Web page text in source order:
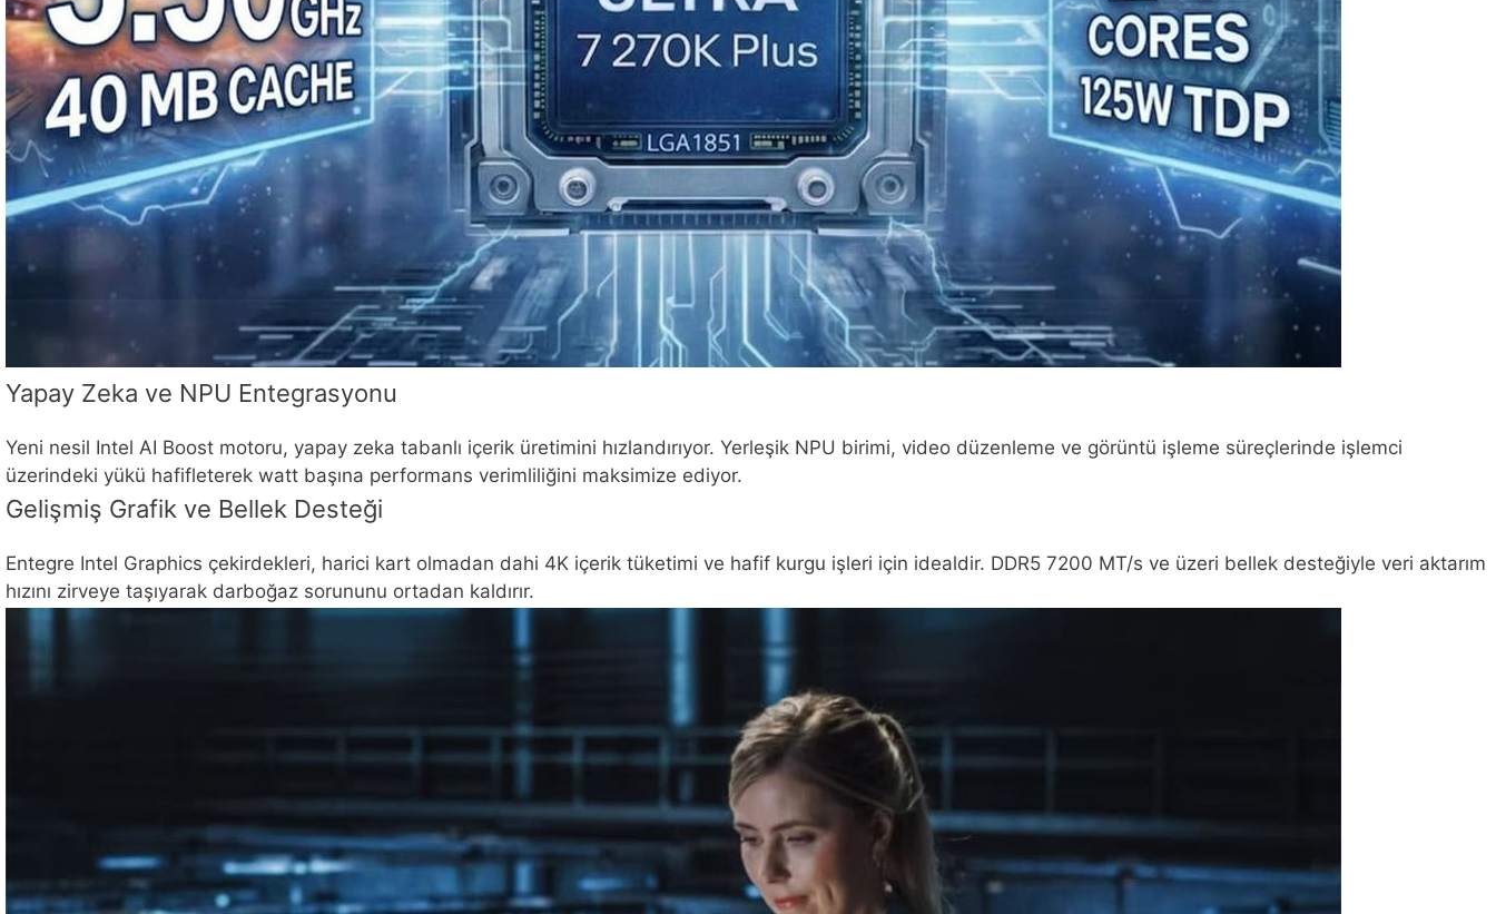
Yapay Zeka ve NPU Entegrasyonu
Yeni nesil Intel AI Boost motoru, yapay zeka tabanlı içerik üretimini hızlandırıyor. Yerleşik NPU birimi, video düzenleme ve görüntü işleme süreçlerinde işlemci
üzerindeki yükü hafifleterek watt başına performans verimliliğini maksimize ediyor.
Gelişmiş Grafik ve Bellek Desteği
Entegre Intel Graphics çekirdekleri, harici kart olmadan dahi 4K içerik tüketimi ve hafif kurgu işleri için idealdir. DDR5 7200 MT/s ve üzeri bellek desteğiyle veri aktarım
hızını zirveye taşıyarak darboğaz sorununu ortadan kaldırır.